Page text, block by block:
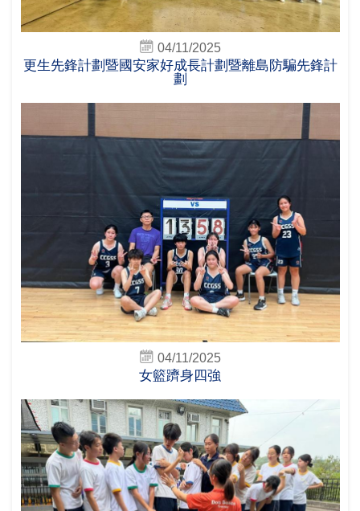
04/11/2025
更生先鋒計劃暨國安家好成長計劃暨離島防騙先鋒計
劃
04/11/2025
女籃躋身四強